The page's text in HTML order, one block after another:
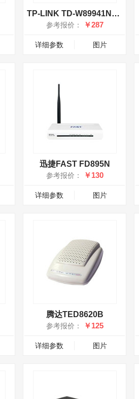
TP-LINK TD-W89941N增强型
参考报价： ￥287
详细参数 图片
迅捷FAST FD895N
参考报价： ￥130
详细参数 图片
腾达TED8620B
参考报价： ￥125
详细参数 图片